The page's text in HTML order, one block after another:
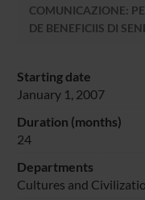
COMUNICAZIONE:
DE BENEFICIIS DI
Starting date
January 1, 2007
Duration (months)
24
Departments
Cultures and